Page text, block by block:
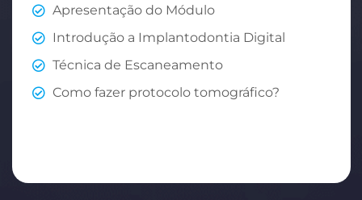
Apresentação do Módulo
Introdução a Implantodontia Digital
Técnica de Escaneamento
Como fazer protocolo tomográfico?